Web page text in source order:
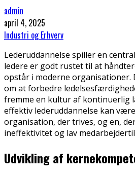
admin
april 4, 2025
Industri og Erhverv
Lederuddannelse spiller en
ledere er godt rustet til at
opstår i moderne organisationer.
om at forbedre
fremme en kultur af kontinuerlig
effektiv lederuddannelse kan
organisation, der trives, og en,
ineffektivitet og lav
Udvikling af